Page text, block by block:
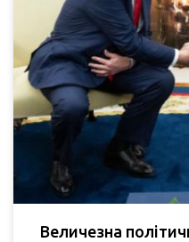
Величезна